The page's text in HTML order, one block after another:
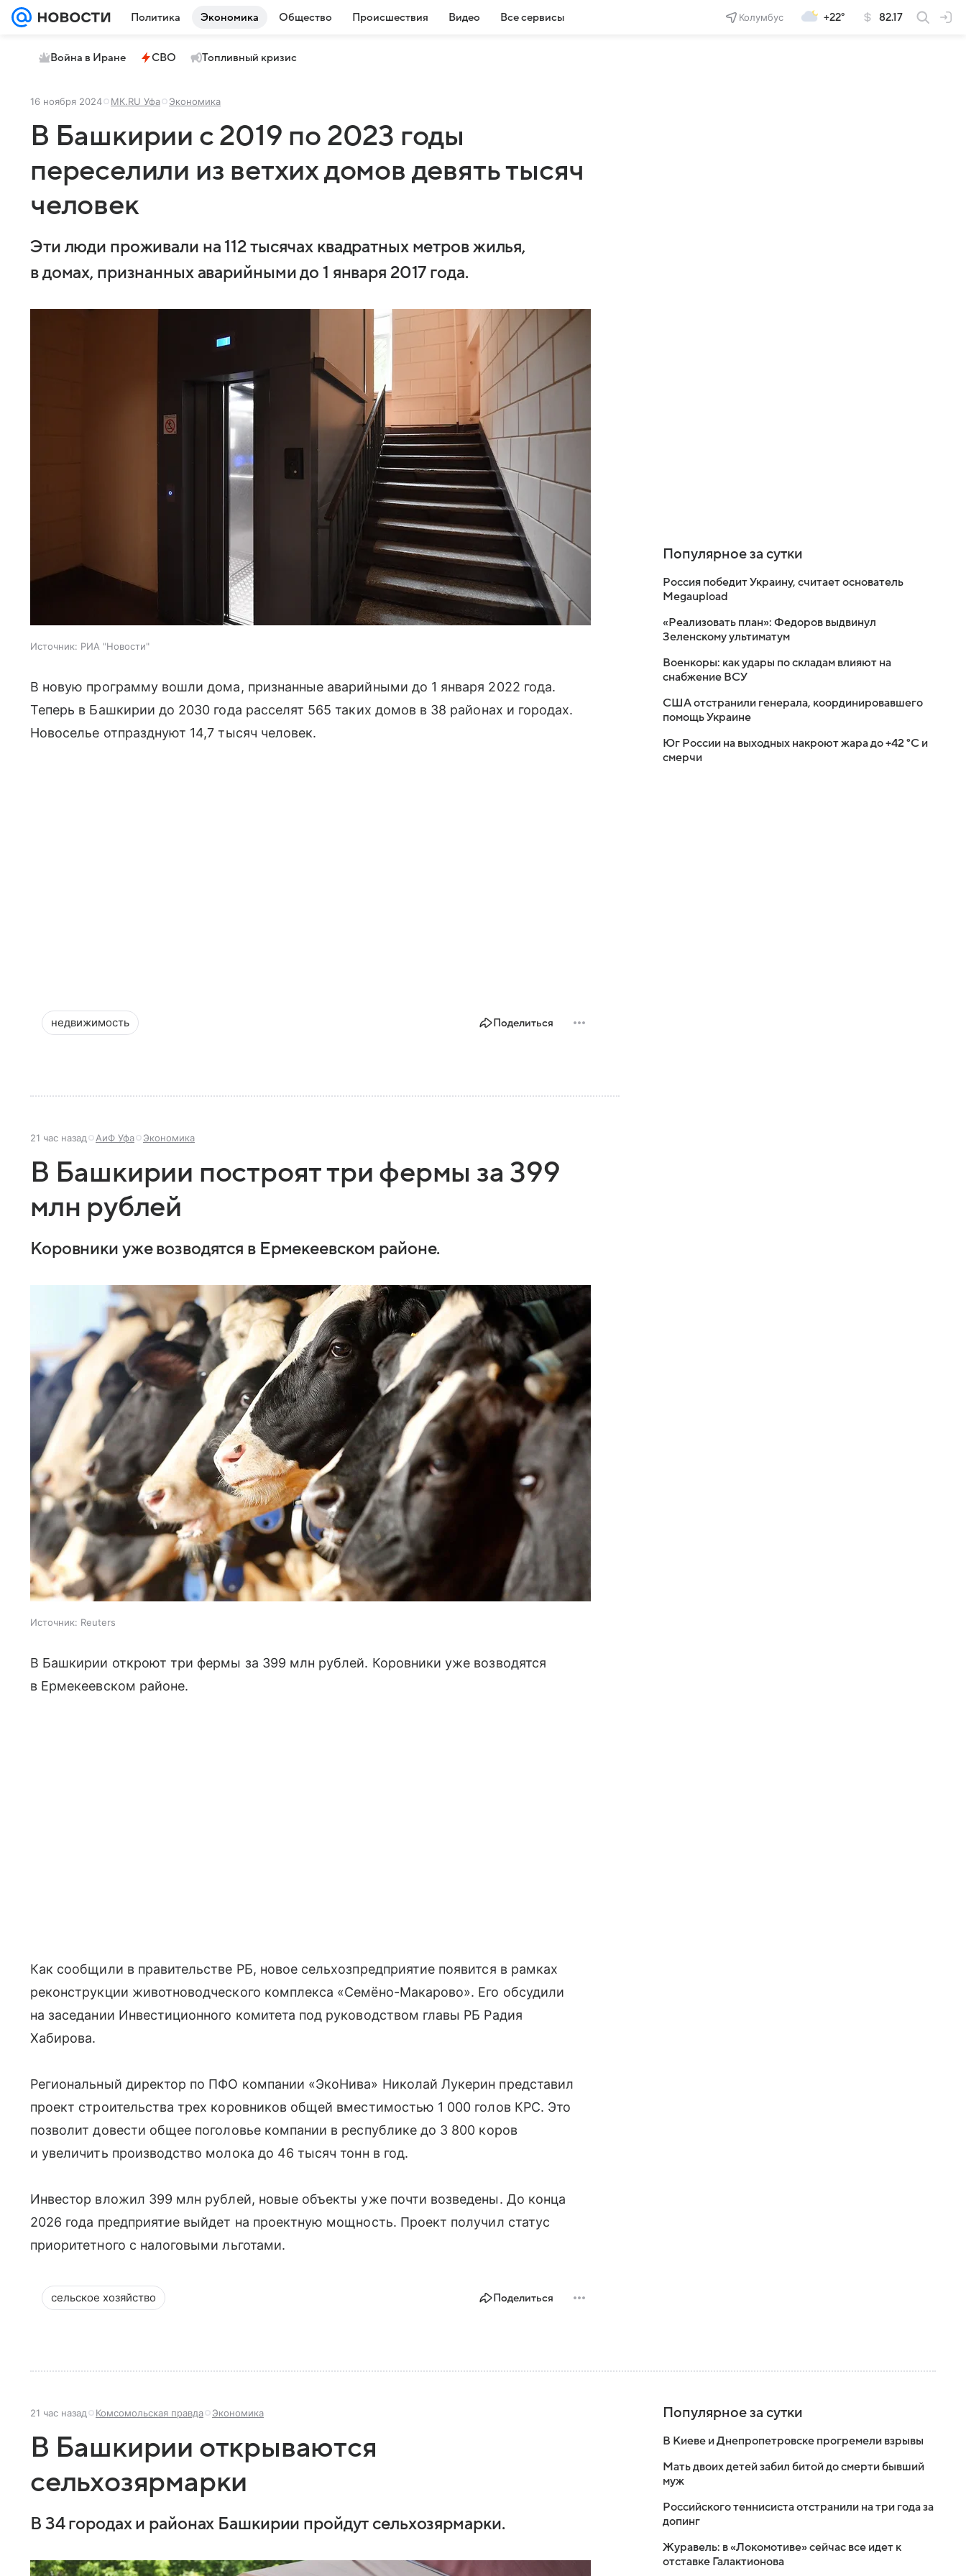
Политика Экономика Общество Происшествия Видео Все сервисы Колумбус +22° 82.17
Война в Иране СВО Топливный кризис
16 ноября 2024 МК.RU Уфа Экономика
В Башкирии с 2019 по 2023 годы
переселили из ветхих домов девять тысяч
человек
Эти люди проживали на 112 тысячах квадратных метров жилья,
в домах, признанных аварийными до 1 января 2017 года.
Источник: РИА "Новости"
В новую программу вошли дома, признанные аварийными до 1 января 2022 года.
Теперь в Башкирии до 2030 года расселят 565 таких домов в 38 районах и городах.
Новоселье отпразднуют 14,7 тысяч человек.
недвижимость Поделиться
21 час назад АиФ Уфа Экономика
В Башкирии построят три фермы за 399
млн рублей
Коровники уже возводятся в Ермекеевском районе.
Источник: Reuters
В Башкирии откроют три фермы за 399 млн рублей. Коровники уже возводятся
в Ермекеевском районе.
Как сообщили в правительстве РБ, новое сельхозпредприятие появится в рамках
реконструкции животноводческого комплекса «Семёно-Макарово». Его обсудили
на заседании Инвестиционного комитета под руководством главы РБ Радия
Хабирова.
Региональный директор по ПФО компании «ЭкоНива» Николай Лукерин представил
проект строительства трех коровников общей вместимостью 1 000 голов КРС. Это
позволит довести общее поголовье компании в республике до 3 800 коров
и увеличить производство молока до 46 тысяч тонн в год.
Инвестор вложил 399 млн рублей, новые объекты уже почти возведены. До конца
2026 года предприятие выйдет на проектную мощность. Проект получил статус
приоритетного с налоговыми льготами.
сельское хозяйство Поделиться
Популярное за сутки
Россия победит Украину, считает основатель
Megaupload
«Реализовать план»: Федоров выдвинул
Зеленскому ультиматум
Военкоры: как удары по складам влияют на
снабжение ВСУ
США отстранили генерала, координировавшего
помощь Украине
Юг России на выходных накроют жара до +42 °C и
смерчи
21 час назад Комсомольская правда Экономика
В Башкирии открываются
сельхозярмарки
В 34 городах и районах Башкирии пройдут сельхозярмарки.
Популярное за сутки
В Киеве и Днепропетровске прогремели взрывы
Мать двоих детей забил битой до смерти бывший
муж
Российского теннисиста отстранили на три года за
допинг
Журавель: в «Локомотиве» сейчас все идет к
отставке Галактионова